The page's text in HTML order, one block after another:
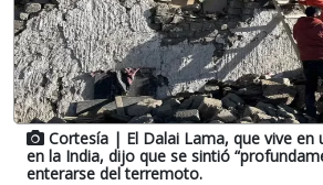
Cortesía | El Dalai Lama, que vive en
en la India, dijo que se sintió
enterarse del terremoto.